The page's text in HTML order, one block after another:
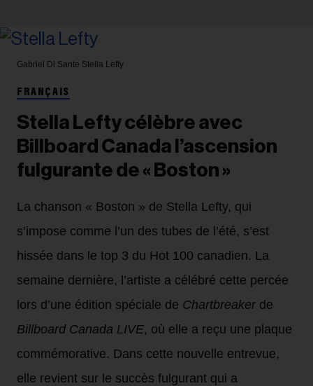
Gabriel Di Sante Stella Lefty
FRANÇAIS
Stella Lefty célèbre avec
Billboard Canada l’ascension
fulgurante de « Boston »
La chanson « Boston » de Stella Lefty, qui
s’impose comme l’un des tubes de l’été, s’est
hissée dans le top 3 du Hot 100 canadien. La
semaine dernière, l’artiste a célébré cette percée
lors d’une édition spéciale de Chartbreaker de
Billboard Canada LIVE, où elle a reçu une plaque
commémorative. Dans cette nouvelle entrevue,
elle revient sur le succès fulgurant qui a